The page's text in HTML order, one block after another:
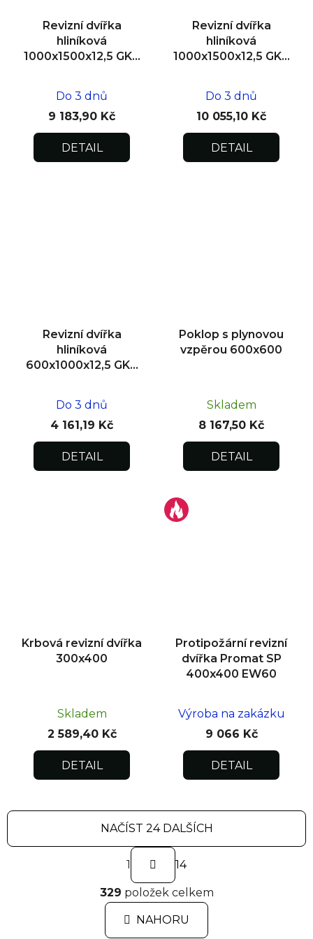
Revizní dvířka
hliníková
1000x1500x12,5 GKB
Do 3 dnů
9 183,90 Kč
DETAIL
Revizní dvířka
hliníková
1000x1500x12,5 GKB
Do 3 dnů
10 055,10 Kč
DETAIL
Revizní dvířka
hliníková
600x1000x12,5 GKB
Do 3 dnů
4 161,19 Kč
DETAIL
Poklop s plynovou
vzpěrou 600x600
Skladem
8 167,50 Kč
DETAIL
Krbová revizní dvířka
300x400
Skladem
2 589,40 Kč
DETAIL
Protipožární revizní
dvířka Promat SP
400x400 EW60
Výroba na zakázku
9 066 Kč
DETAIL
O
v
l
á
NAČÍST 24 DALŠÍCH
S
r
á
n
k
1 14
329 položek celkem
NAHORU